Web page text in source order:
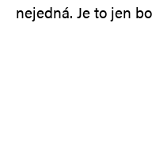
nejedná. Je to jen